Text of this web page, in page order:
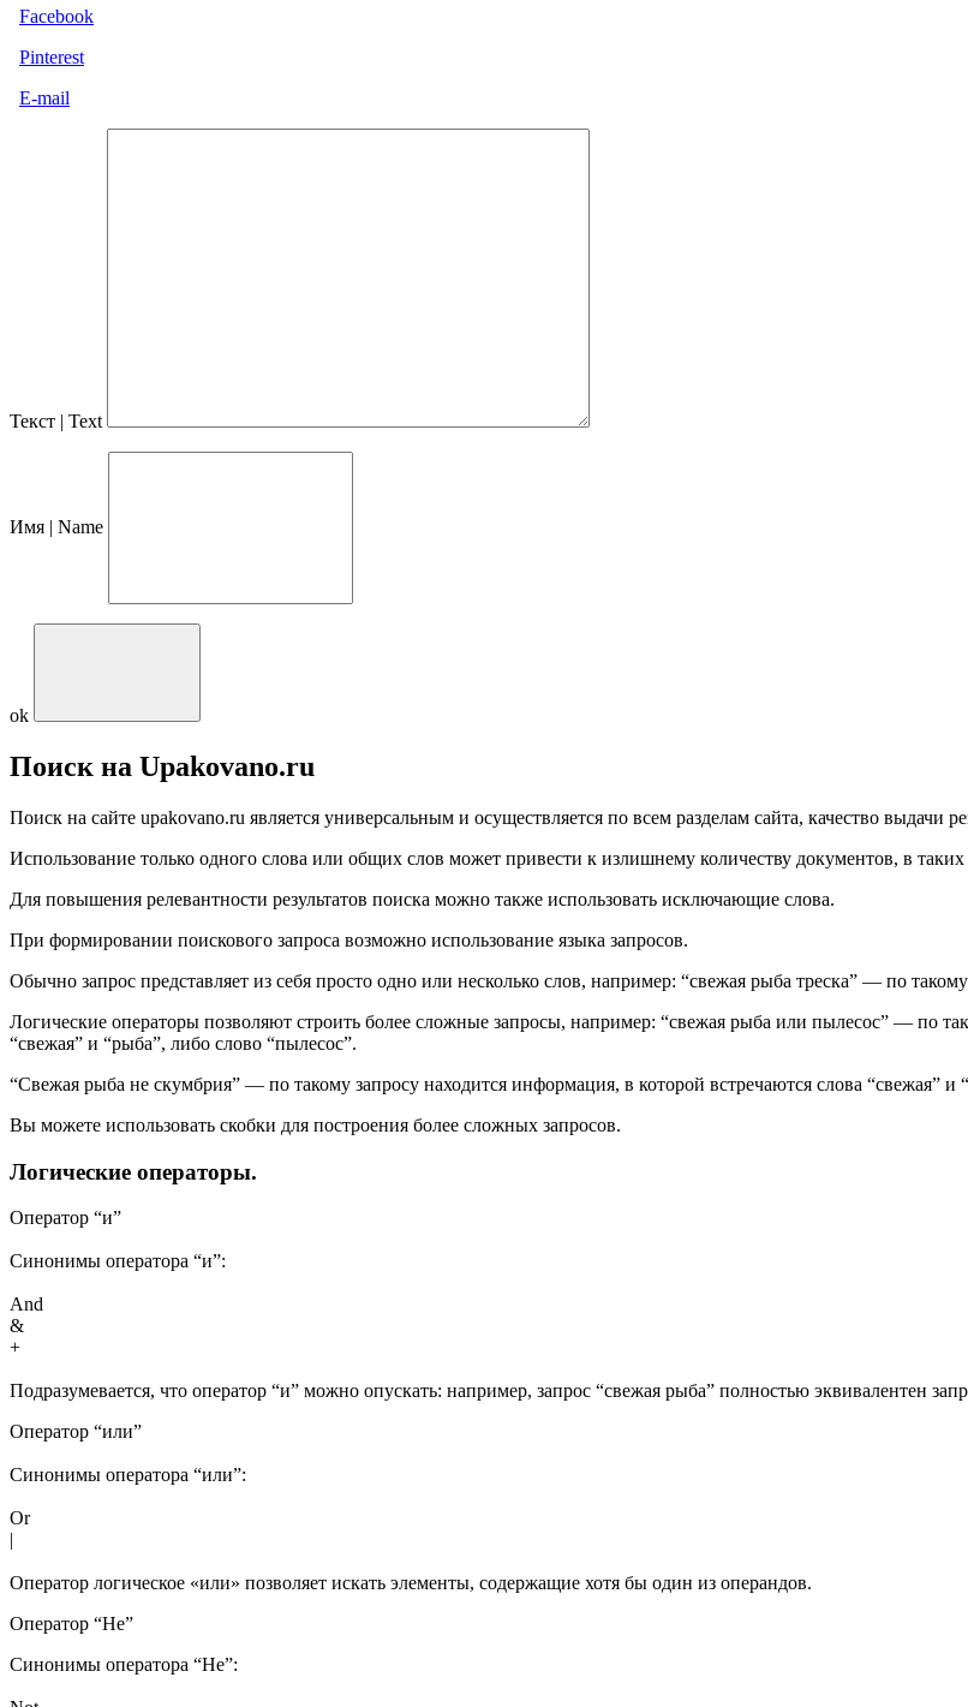
Facebook
Pinterest
E-mail
Текст | Text
Имя | Name
ok
Поиск на Upakovano.ru
Поиск на сайте upakovano.ru является универсальным и осуществляется по всем разделам сайта, качество выдачи
Использование только одного слова или общих слов может привести к излишнему количеству документов, в
Для повышения релевантности результатов поиска можно также использовать исключающие слова.
При формировании поискового запроса возможно использование языка запросов.
Обычно запрос представляет из себя просто одно или несколько слов, например: “свежая рыба треска” — по
Логические операторы позволяют строить более сложные запросы, например: “свежая рыба или пылесос” — по
“свежая” и “рыба”, либо слово “пылесос”.
“Свежая рыба не скумбрия” — по такому запросу находится информация, в которой встречаются слова “свежая” и
Вы можете использовать скобки для построения более сложных запросов.
Логические операторы.
Оператор “и”
Синонимы оператора “и”:
And
&
+
Подразумевается, что оператор “и” можно опускать: например, запрос “свежая рыба” полностью эквивалентен
Оператор “или”
Синонимы оператора “или”:
Or
|
Оператор логическое «или» позволяет искать элементы, содержащие хотя бы один из операндов.
Оператор “Не”
Синонимы оператора “Не”: